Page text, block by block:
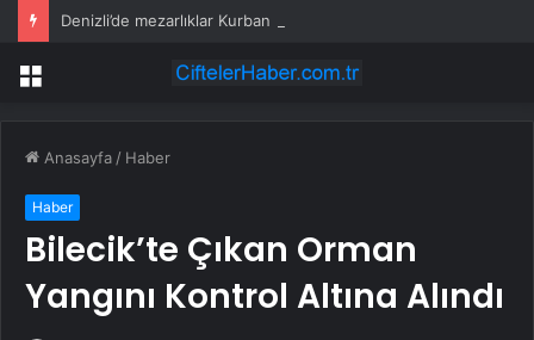
Denizli’de mezarlıklar Kurban Bayramına hazır
Menü
Anasayfa / Haber
Haber
Bilecik’te Çıkan Orman
Yangını Kontrol Altına Alındı